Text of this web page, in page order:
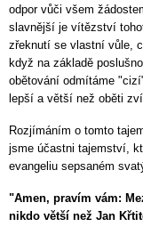
odpor vůči všem
slavnější je vítězství
zřeknutí se vlastní vůle,
když na základě
obětování odmítáme
lepší a větší než oběti
Rozjímáním o tomto
jsme účastni tajemství,
evangeliu sepsaném
"Amen, pravím vám:
nikdo větší než Jan